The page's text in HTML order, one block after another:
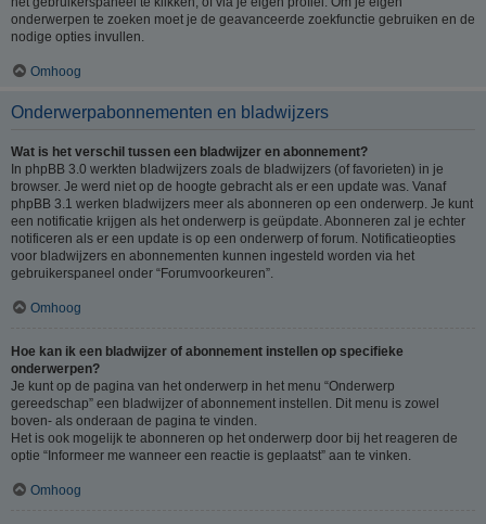
onderwerpen te zoeken moet je de geavanceerde zoekfunctie gebruiken en de
nodige opties invullen.
Omhoog
Onderwerpabonnementen en bladwijzers
Wat is het verschil tussen een bladwijzer en abonnement?
In phpBB 3.0 werkten bladwijzers zoals de bladwijzers (of favorieten) in je
browser. Je werd niet op de hoogte gebracht als er een update was. Vanaf
phpBB 3.1 werken bladwijzers meer als abonneren op een onderwerp. Je kunt
een notificatie krijgen als het onderwerp is geüpdate. Abonneren zal je echter
notificeren als er een update is op een onderwerp of forum. Notificatieopties
voor bladwijzers en abonnementen kunnen ingesteld worden via het
gebruikerspaneel onder “Forumvoorkeuren”.
Omhoog
Hoe kan ik een bladwijzer of abonnement instellen op specifieke
onderwerpen?
Je kunt op de pagina van het onderwerp in het menu “Onderwerp
gereedschap” een bladwijzer of abonnement instellen. Dit menu is zowel
boven- als onderaan de pagina te vinden.
Het is ook mogelijk te abonneren op het onderwerp door bij het reageren de
optie “Informeer me wanneer een reactie is geplaatst” aan te vinken.
Omhoog